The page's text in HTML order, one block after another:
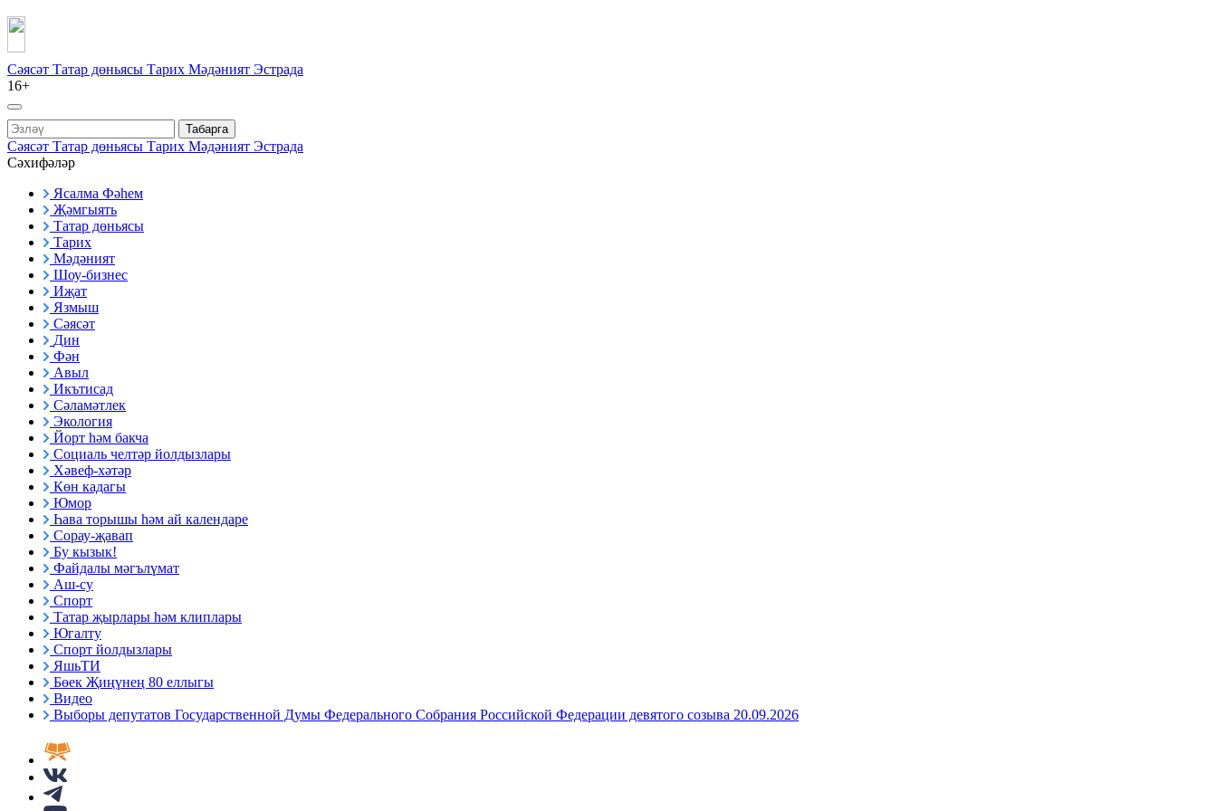
Сәясәт Татар дөньясы Тарих Мәдәният Эстрада
16+
Табарга
Сәясәт Татар дөньясы Тарих Мәдәният Эстрада
Сәхифәләр
Ясалма Фәһем
Җәмгыять
Татар дөньясы
Тарих
Мәдәният
Шоу-бизнес
Иҗат
Язмыш
Сәясәт
Дин
Фән
Авыл
Икътисад
Сәламәтлек
Экология
Йорт һәм бакча
Социаль челтәр йолдызлары
Хәвеф-хәтәр
Көн кадагы
Юмор
Һава торышы һәм ай календаре
Сорау-җавап
Бу кызык!
Файдалы мәгълүмат
Аш-су
Спорт
Татар җырлары һәм клиплары
Югалту
Спорт йолдызлары
ЯшьТИ
Бөек Җиңүнең 80 еллыгы
Видео
Выборы депутатов Государственной Думы Федерального Собрания Российской Федерации девятого созыва 20.09.2026